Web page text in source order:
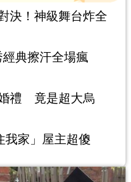
決！神級舞台炸全
典擦汗全場瘋
禮 竟是超大烏
我家」屋主超傻